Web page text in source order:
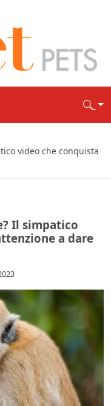
video che conquista
Il simpatico
a dare